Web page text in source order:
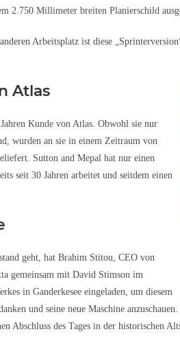
2.750 Millimeter breiten Planierschild
Arbeitsplatz ist diese
Atlas
Kunde von Atlas. Obwohl sie nur
wurden an sie in einem Zeitraum von
Sutton and Mepal hat nur einen
seit 30 Jahren arbeitet und seitdem einen
geht, hat Brahim Stitou, CEO von
gemeinsam mit David Stimson im
in Ganderkesee eingeladen, um diesem
und seine neue Maschine
Abschluss des Tages in der historischen